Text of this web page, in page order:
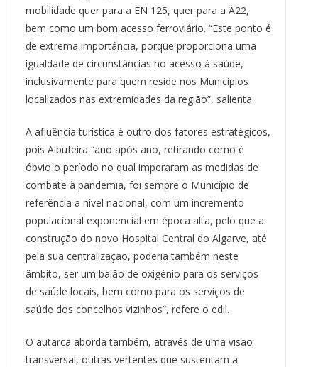
mobilidade quer para a EN 125, quer para a A22,
bem como um bom acesso ferroviário. “Este ponto é
de extrema importância, porque proporciona uma
igualdade de circunstâncias no acesso à saúde,
inclusivamente para quem reside nos Municípios
localizados nas extremidades da região”, salienta.
A afluência turística é outro dos fatores estratégicos,
pois Albufeira “ano após ano, retirando como é
óbvio o período no qual imperaram as medidas de
combate à pandemia, foi sempre o Município de
referência a nível nacional, com um incremento
populacional exponencial em época alta, pelo que a
construção do novo Hospital Central do Algarve, até
pela sua centralização, poderia também neste
âmbito, ser um balão de oxigénio para os serviços
de saúde locais, bem como para os serviços de
saúde dos concelhos vizinhos”, refere o edil.
O autarca aborda também, através de uma visão
transversal, outras vertentes que sustentam a